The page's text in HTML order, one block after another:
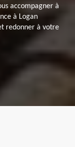
accompagner à
à Logan
redonner à votre